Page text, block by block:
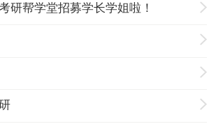
研帮学堂招募学长学姐啦！